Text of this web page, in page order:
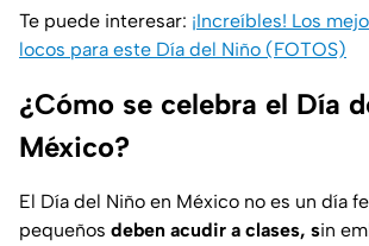
Te puede interesar: ¡Increíbles! Los
locos para este Día del Niño (FOTOS)
¿Cómo se celebra el Día
México?
El Día del Niño en México no es un día
pequeños deben acudir a clases, sin